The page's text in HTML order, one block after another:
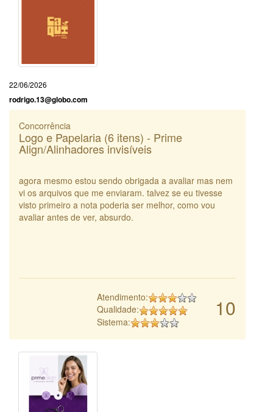
22/06/2026
rodrigo.13@globo.com
Concorrência
Logo e Papelaria (6 itens) - Prime
Align/Alinhadores invisíveis
agora mesmo estou sendo obrigada a avaliar mas nem
vi os arquivos que me enviaram. talvez se eu tivesse
visto primeiro a nota poderia ser melhor, como vou
avaliar antes de ver, absurdo.
10
Atendimento:
Qualidade:
Sistema: